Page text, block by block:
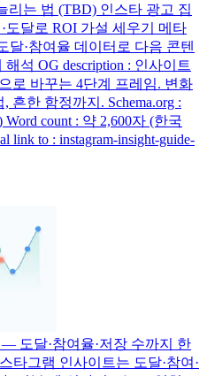
는 법 (TBD) 인스타 광고 집
달로 ROI 가설 세우기 메타
달·참여율 데이터로 다음 콘텐
석 OG description : 인사이트
로 바꾸는 4단계 프레임. 변화
흔한 함정까지. Schema.org :
count : 약 2,600자 (한국
link to : instagram-insight-guide-
도달·참여율·저장 수까지 한
타그램 인사이트는 도달·참여·